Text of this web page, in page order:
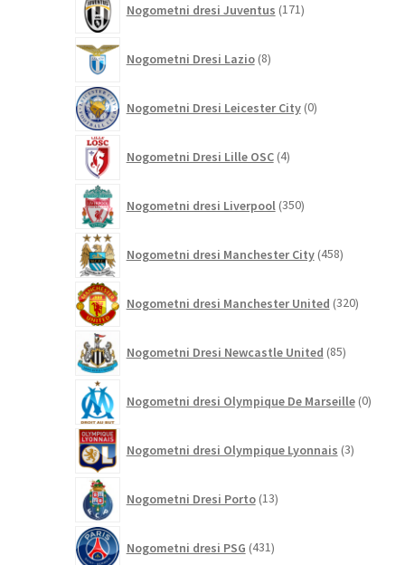
Nogometni dresi Juventus 171izdelkov
Nogometni Dresi Lazio 8izdelkov
Nogometni Dresi Leicester City 0izdelkov
Nogometni Dresi Lille OSC 4izdelki
Nogometni dresi Liverpool 350izdelkov
Nogometni dresi Manchester City 458izdelkov
Nogometni dresi Manchester United 320izdelkov
Nogometni Dresi Newcastle United 85izdelkov
Nogometni dresi Olympique De Marseille 0
Nogometni dresi Olympique Lyonnais 3izdelki
Nogometni Dresi Porto 13izdelkov
Nogometni dresi PSG 431izdelkov